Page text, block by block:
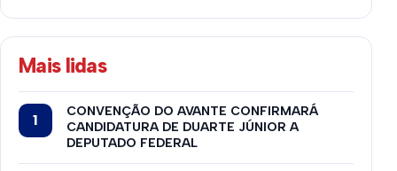
Mais lidas
CONVENÇÃO DO AVANTE CONFIRMARÁ
CANDIDATURA DE DUARTE JÚNIOR A
DEPUTADO FEDERAL